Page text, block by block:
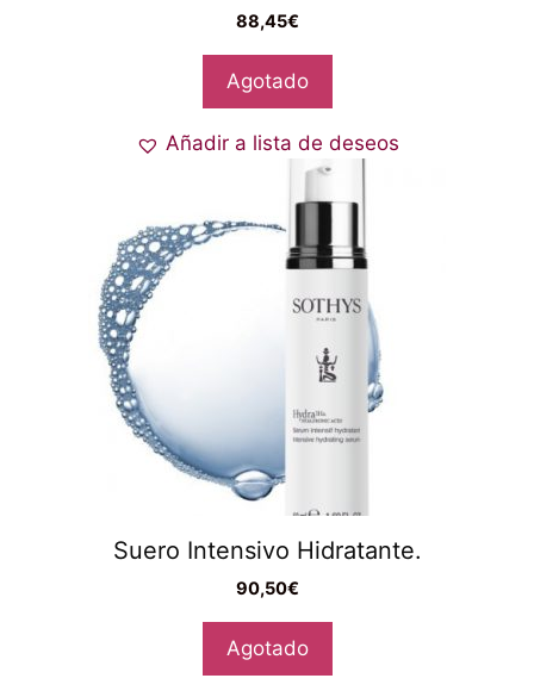
88,45€
Agotado
Añadir a lista de deseos
Suero Intensivo Hidratante.
90,50€
Agotado